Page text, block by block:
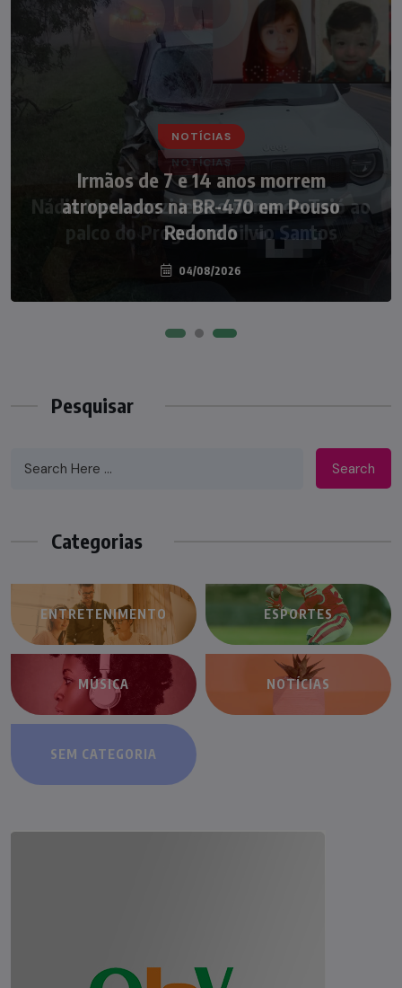
NOTÍCIAS
Nádia Menegazzi leva o nome de Taió ao
palco do Programa Silvio Santos
07/08/2026
Pesquisar
Search
Categorias
ENTRETENIMENTO ESPORTES
MÚSICA NOTÍCIAS
SEM CATEGORIA